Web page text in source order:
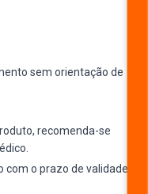
sem orientação de
recomenda-se
com o prazo de validade